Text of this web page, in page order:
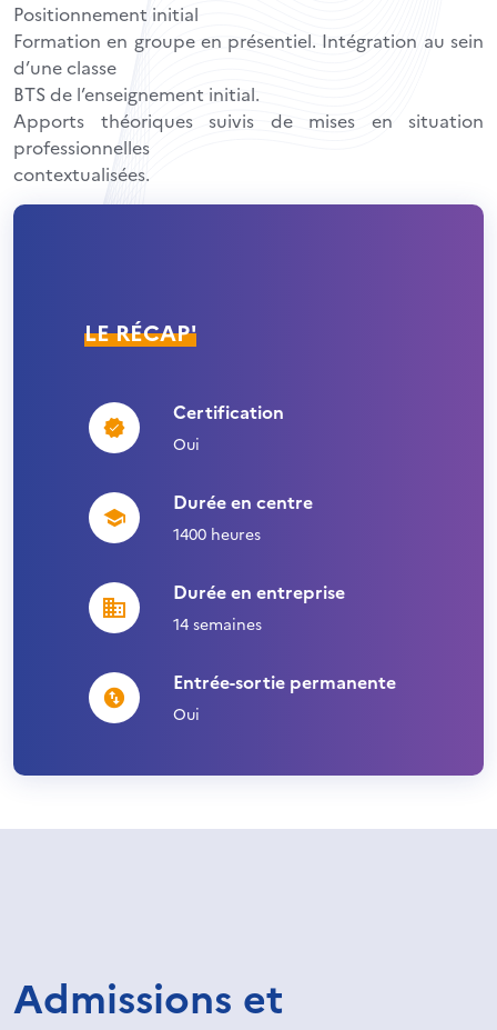
Positionnement initial
Formation en groupe en présentiel. Intégration au sein
d’une classe
BTS de l’enseignement initial.
Apports théoriques suivis de mises en situation
professionnelles
contextualisées.
LE RÉCAP'
Certification
Oui
Durée en centre
1400 heures
Durée en entreprise
14 semaines
Entrée-sortie permanente
Oui
Admissions et